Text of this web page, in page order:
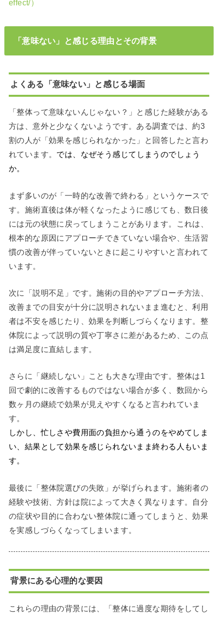
effect/）
「意味ない」と感じる理由とその背景
よくある「意味ない」と感じる場面
「整体って意味ないんじゃない？」と感じた経験がある
方は、意外と少なくないようです。ある調査では、約3
割の人が「効果を感じられなかった」と回答したと言わ
れています。 では、なぜそう感じてしまうのでしょう
か。
まず多いのが「一時的な改善で終わる」というケースで
す。施術直後は体が軽くなったように感じても、数日後
には元の状態に戻ってしまうことがあります。これは、
根本的な原因にアプローチできていない場合や、生活習
慣の改善が伴っていないときに起こりやすいと言われて
います。
次に「説明不足」です。施術の目的やアプローチ方法、
改善までの目安が十分に説明されないまま進むと、利用
者は不安を感じたり、効果を判断しづらくなります。整
体院によって説明の質や丁寧さに差があるため、この点
は満足度に直結します。
さらに「継続しない」ことも大きな理由です。整体は1
回で劇的に改善するものではない場合が多く、数回から
数ヶ月の継続で効果が見えやすくなると言われていま
す。
しかし、忙しさや費用面の負担から通うのをやめてしま
い、結果として効果を感じられないまま終わる人もいま
す。
最後に「整体院選びの失敗」が挙げられます。施術者の
経験や技術、方針は院によって大きく異なります。自分
の症状や目的に合わない整体院に通ってしまうと、効果
を実感しづらくなってしまいます。
背景にある心理的な要因
これらの理由の背景には、「整体に過度な期待をしてし